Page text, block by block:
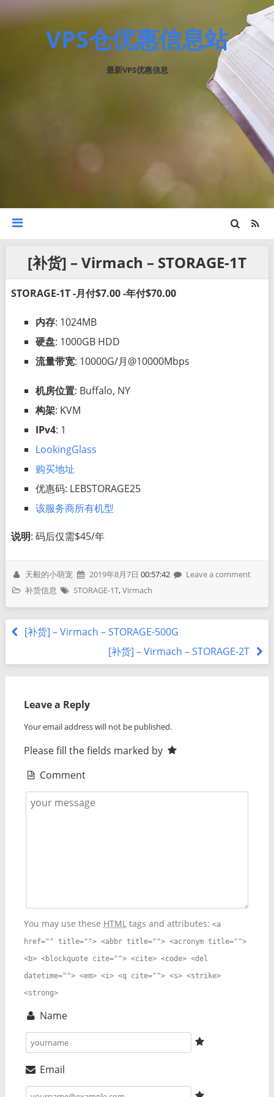
VPS仓优惠信息站
最新VPS优惠信息
[补货] – Virmach – STORAGE-1T
STORAGE-1T -月付$7.00 -年付$70.00
内存: 1024MB
硬盘: 1000GB HDD
流量带宽: 10000G/月@10000Mbps
机房位置: Buffalo, NY
构架: KVM
IPv4: 1
LookingGlass
购买地址
优惠码: LEBSTORAGE25
该服务商所有机型
说明: 码后仅需$45/年
天毅的小萌宠 2019年8月7日 00:57:42
Leave a comment
补货信息
STORAGE-1T,Virmach
[补货] – Virmach – STORAGE-500G
[补货] – Virmach – STORAGE-2T
Leave a Reply
Your email address will not be published.
Please fill the fields marked by
Comment
You may use these HTMLtags and attributes: <a
href="" title=""> <abbr title=""> <acronym title="">
<b> <blockquote cite=""> <cite> <code> <del
datetime=""> <em> <i> <q cite=""> <s> <strike>
<strong>
Name
Email